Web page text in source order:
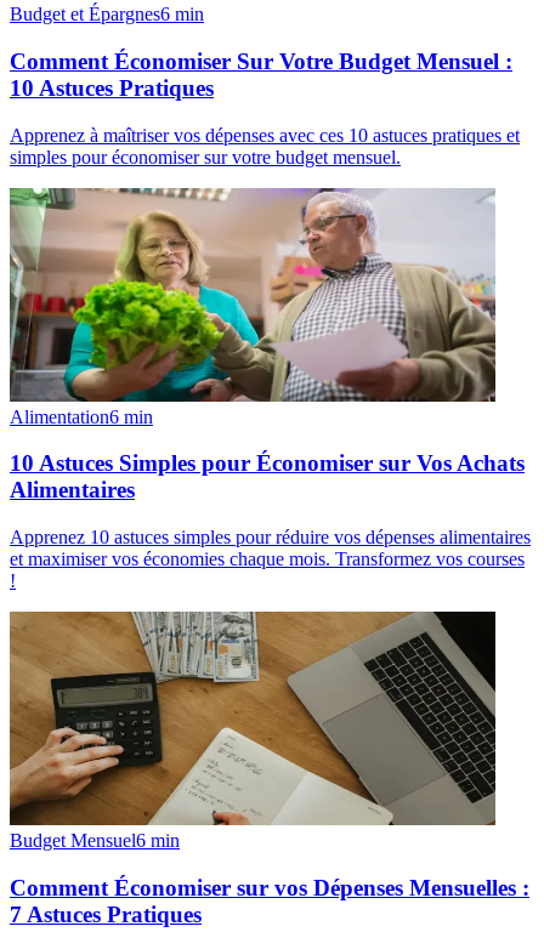
Budget et Épargnes6 min
Comment Économiser Sur Votre Budget Mensuel :
10 Astuces Pratiques
Apprenez à maîtriser vos dépenses avec ces 10 astuces pratiques et
simples pour économiser sur votre budget mensuel.
Alimentation6 min
10 Astuces Simples pour Économiser sur Vos Achats
Alimentaires
Apprenez 10 astuces simples pour réduire vos dépenses alimentaires
et maximiser vos économies chaque mois. Transformez vos courses
!
Budget Mensuel6 min
Comment Économiser sur vos Dépenses Mensuelles :
7 Astuces Pratiques